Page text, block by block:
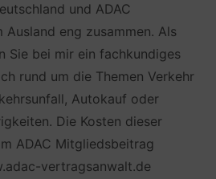
und ADAC
Ausland eng zusammen. Als
Sie bei mir ein fachkundiges
rund um die Themen Verkehr
Autokauf oder
Die Kosten dieser
ADAC Mitgliedsbeitrag
vertragsanwalt.de